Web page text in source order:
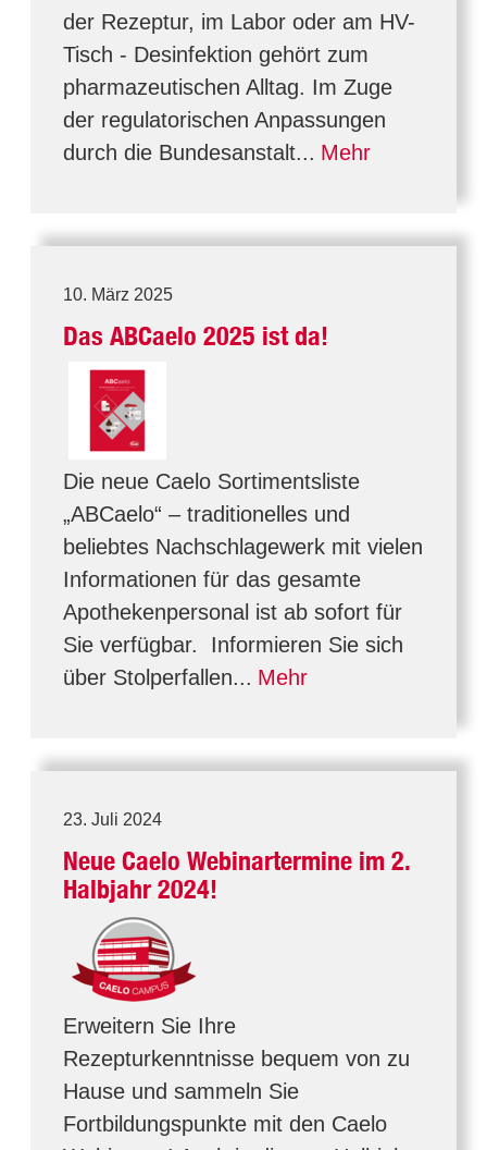
der Rezeptur, im Labor oder am HV-
Tisch - Desinfektion gehört zum
pharmazeutischen Alltag. Im Zuge
der regulatorischen Anpassungen
durch die Bundesanstalt... Mehr
10. März 2025
Das ABCaelo 2025 ist da!
Die neue Caelo Sortimentsliste
„ABCaelo“ – traditionelles und
beliebtes Nachschlagewerk mit vielen
Informationen für das gesamte
Apothekenpersonal ist ab sofort für
Sie verfügbar. Informieren Sie sich
über Stolperfallen... Mehr
23. Juli 2024
Neue Caelo Webinartermine im 2.
Halbjahr 2024!
Erweitern Sie Ihre
Rezepturkenntnisse bequem von zu
Hause und sammeln Sie
Fortbildungspunkte mit den Caelo